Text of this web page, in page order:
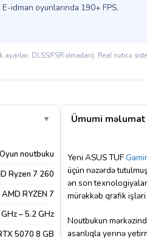
idman oyunlarında 190+ FPS.
DLSS/FSR olmadan). Real nəticə
▼
Oyun noutbuku
Ryzen 7 260
AMD RYZEN 7
– 5.2 GHz
5070 8 GB
Ümumi məlumat
Yeni ASUS TUF
üçün nəzərdə
ən son
mürəkkəb qrafik
Noutbukun
asanlıqla yerinə